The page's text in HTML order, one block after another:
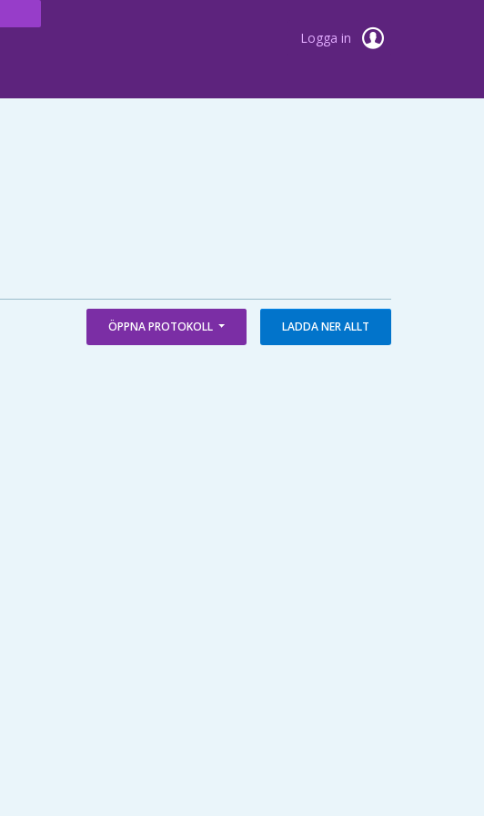
Logga in
ÖPPNA PROTOKOLL LADDA NER ALLT